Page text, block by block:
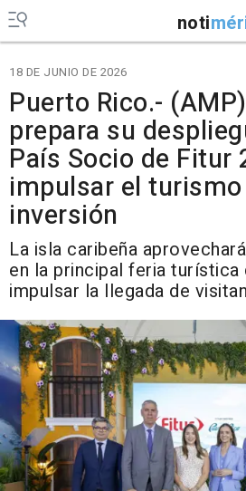
noti
18 DE JUNIO DE 2026
Puerto Rico.-
prepara su
País Socio de Fitur
impulsar el
inversión
La isla caribeña
en la principal feria turística
impulsar la llegada de